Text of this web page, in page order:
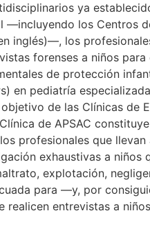
ya
—incluyendo los Centros
inglés)—, los
forenses a niños para
de protección
en pediatría
de las Clínicas de
de APSAC
profesionales que llevan
exhaustivas a niños
explotación,
para —y, por
entrevistas a